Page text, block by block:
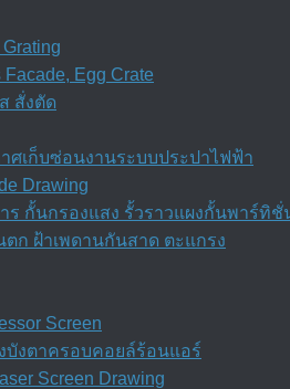
Egg Crate
สั่งตัด
ศเก็บซ่อนงานระบบประปาไฟฟ้า
Drawing
ร กั้นกรองแสง รั้วราวแผงกั้นพาร์ทิ
ตก ฝ้าเพดานกันสาด ตะแกรง
Screen
บังตาครอบคอยล์ร้อนแอร์
Screen Drawing